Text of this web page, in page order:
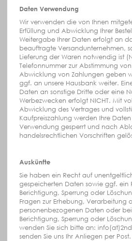
Daten Verwendung
Wir verwenden die von Ihnen
Erfüllung und Abwicklung Ihrer
Weitergabe Ihrer Daten erfolgt an
beauftragte Versandunternehmen,
Lieferung der Waren notwendig ist
Telefonnummer zur Abstimmung
Abwicklung von Zahlungen geben
ggf. an unsere Hausbank weiter.
Daten an sonstige Dritte oder eine
Werbezwecken erfolgt NICHT. Mit
Abwicklung des Vertrages und
Kaufpreiszahlung werden Ihre
Verwendung gesperrt und nach
handelsrechtlichen Vorschriften
Auskünfte
Sie haben ein Recht auf
gespeicherten Daten sowie ggf. ein
Berichtigung, Sperrung oder
Fragen zur Erhebung, Verarbeitung
personenbezogenen Daten oder
Berichtigung, Sperrung oder
wenden Sie sich bitte an:
senden Sie uns Ihr Anliegen per Post.